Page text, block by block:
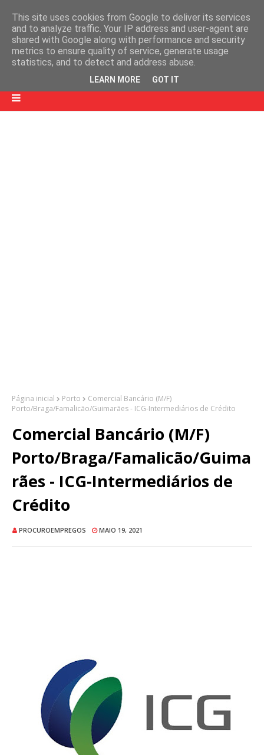
Página inicial Porto
Comercial Bancário (M/F)
Porto/Braga/Famalicão/Guimarães - ICG-Intermediários de Crédito
Comercial Bancário (M/F)
Porto/Braga/Famalicão/Guima
rães - ICG-Intermediários de
Crédito
PROCUROEMPREGOS MAIO 19, 2021
This site uses cookies from Google to deliver its services
and to analyze traffic. Your IP address and user-agent are
shared with Google along with performance and security
metrics to ensure quality of service, generate usage
statistics, and to detect and address abuse.
LEARN MORE GOT IT